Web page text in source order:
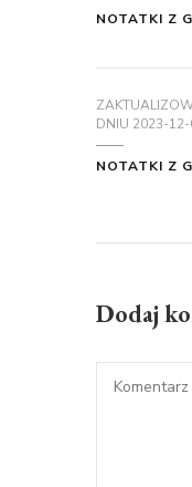
NOTATKI Z
DNIU 2023-
NOTATKI Z
Dodaj